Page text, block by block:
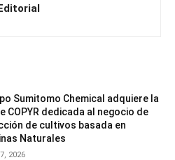
Sumitomo Chemical adquiere la
COPYR dedicada al negocio de
de cultivos basada en
Naturales
2026